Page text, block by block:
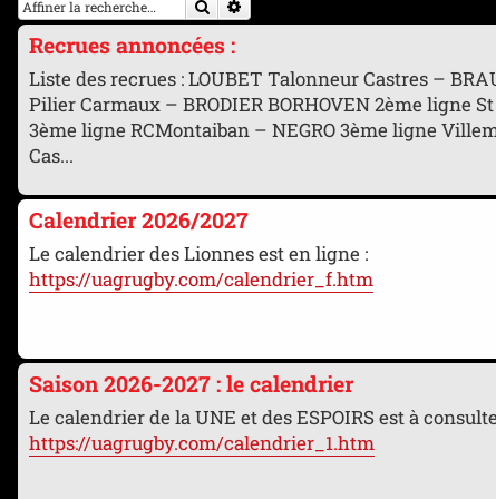
Rechercher
Recrues annoncées :
Liste des recrues : LOUBET Talonneur Castres –
Pilier Carmaux – BRODIER BORHOVEN 2ème ligne
3ème ligne RCMontaiban – NEGRO 3ème ligne
Cas...
Calendrier 2026/2027
Le calendrier des Lionnes est en ligne :
https://uagrugby.com/calendrier_f.htm
Saison 2026-2027 : le calendrier
Le calendrier de la UNE et des ESPOIRS est à
https://uagrugby.com/calendrier_1.htm